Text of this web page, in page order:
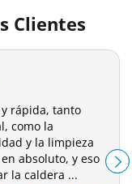
Clientes
rápida, tanto
como la
y la limpieza
absoluto, y eso
la caldera ...